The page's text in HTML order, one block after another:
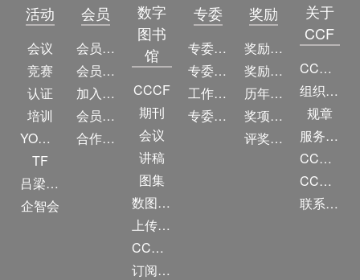
活动
会议
竞赛
认证
培训
YOCSEF
TF
吕梁振兴
企智会
会员
会员简介
会员权益
加入CCF
会员交费
合作伙伴
数字
图书
馆
CCCF
期刊
会议
讲稿
图集
数图编审委员会
上传/发布作品
CCF DL Focus
订阅《计算》
专委
专委简介
专委条例
工作问答
专委名单
奖励
奖励动态
奖励目录
历年获奖名单
奖项推荐
评奖条例
关于
CCF
CCF简介
组织机构
规章
服务项目
CCF大事记
CCF创建60周年
联系我们